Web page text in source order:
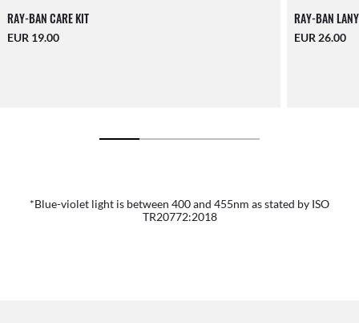
RAY-BAN CARE KIT
EUR 19.00
RAY-BAN
EUR 26.00
*Blue-violet light is between 400 and 455nm as stated by ISO
TR20772:2018